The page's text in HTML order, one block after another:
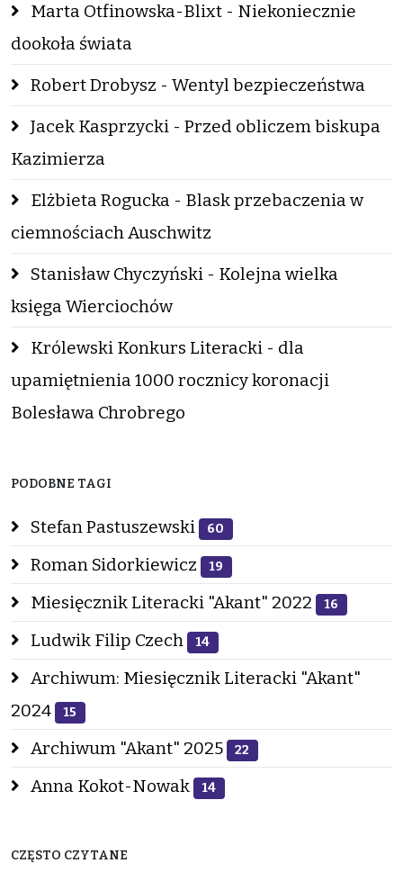
Marta Otfinowska-Blixt - Niekoniecznie
dookoła świata
Robert Drobysz - Wentyl bezpieczeństwa
Jacek Kasprzycki - Przed obliczem biskupa
Kazimierza
Elżbieta Rogucka - Blask przebaczenia w
ciemnościach Auschwitz
Stanisław Chyczyński - Kolejna wielka
księga Wierciochów
Królewski Konkurs Literacki - dla
upamiętnienia 1000 rocznicy koronacji
Bolesława Chrobrego
PODOBNE TAGI
Stefan Pastuszewski 60
Roman Sidorkiewicz 19
Miesięcznik Literacki "Akant" 2022 16
Ludwik Filip Czech 14
Archiwum: Miesięcznik Literacki "Akant"
2024
15
Archiwum "Akant" 2025 22
Anna Kokot-Nowak 14
CZĘSTO CZYTANE